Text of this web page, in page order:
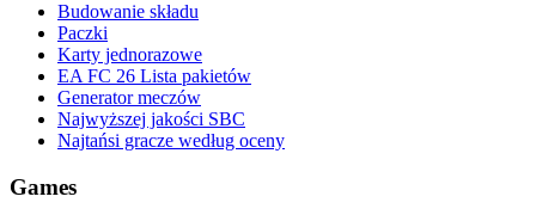
Budowanie składu
Paczki
Karty jednorazowe
EA FC 26 Lista pakietów
Generator meczów
Najwyższej jakości SBC
Najtańsi gracze według oceny
Games